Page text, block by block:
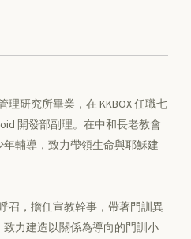
理研究所畢業，在 KKBOX 任職七
開發部副理。在中和長老教會
輔導，致力帶領生命與耶穌建
召，擔任宣教幹事，帶著門訓異
力建造以關係為導向的門訓小